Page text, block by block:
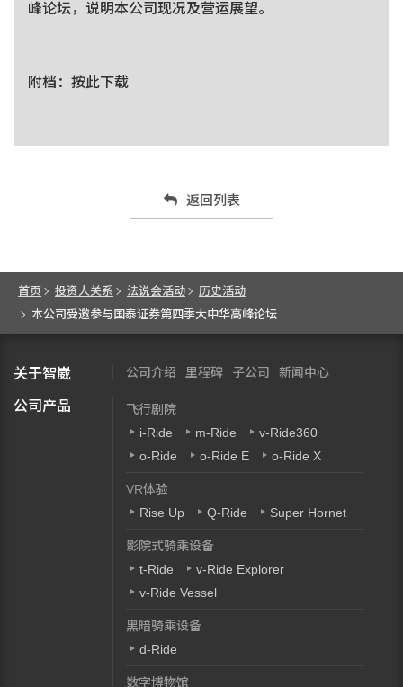
峰论坛，说明本公司现况及营运展望。
附档： 按此下载
返回列表
首页 投资人关系 法说会活动
历史活动
本公司受邀参与国泰证券第四季大中华高峰论坛
关于智崴 公司介绍 里程碑 子公司 新闻中心
公司产品
飞行剧院
i-Ride
m-Ride
v-Ride360
o-Ride
o-Ride E o-Ride X
VR体验
Rise Up
Q-Ride Super Hornet
影院式骑乘设备
t-Ride
v-Ride Explorer
v-Ride Vessel
黑暗骑乘设备
d-Ride
数字博物馆